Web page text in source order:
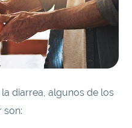
diarrea, algunos de los
son: